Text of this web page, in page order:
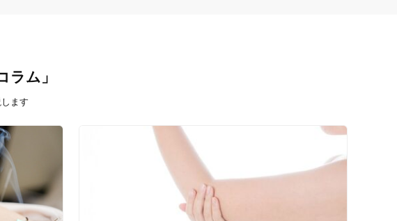
富なスタッフ在籍
アルコースあり
ラム」
ます